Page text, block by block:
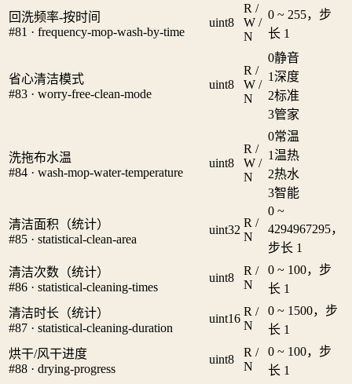
回洗频率-按时间
#81 · frequency-mop-wash-by-time
uint8
R /
W /
N
0 ~ 255，步
长 1
省心清洁模式
#83 · worry-free-clean-mode
uint8
R /
W /
N
0静音
1深度
2标准
3管家
洗拖布水温
#84 · wash-mop-water-temperature
uint8
R /
W /
N
0常温
1温热
2热水
3智能
清洁面积（统计）
#85 · statistical-clean-area
uint32
R /
N
0 ~
4294967295，
步长 1
清洁次数（统计）
#86 · statistical-cleaning-times
uint8
R /
N
0 ~ 100，步
长 1
清洁时长（统计）
#87 · statistical-cleaning-duration
uint16
R /
N
0 ~ 1500，步
长 1
烘干/风干进度
#88 · drying-progress
uint8
R /
N
0 ~ 100，步
长 1